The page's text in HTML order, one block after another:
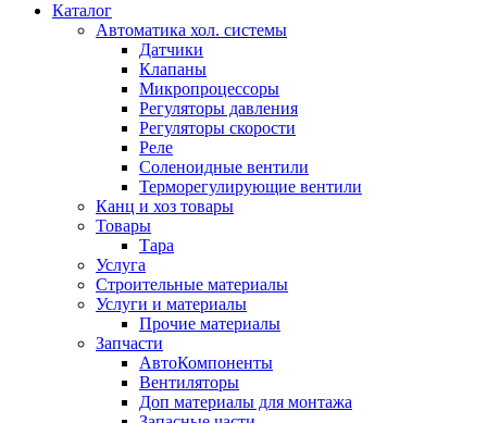
Каталог
Автоматика хол. системы
Датчики
Клапаны
Микропроцессоры
Регуляторы давления
Регуляторы скорости
Реле
Соленоидные вентили
Терморегулирующие вентили
Канц и хоз товары
Товары
Тара
Услуга
Строительные материалы
Услуги и материалы
Прочие материалы
Запчасти
АвтоКомпоненты
Вентиляторы
Доп материалы для монтажа